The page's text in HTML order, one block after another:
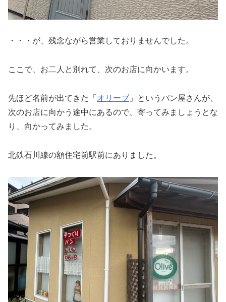
・・・が、残念ながら営業しておりませんでした。
ここで、お二人と別れて、次のお店に向かいます。
先ほど名前が出てきた「 オリーブ 」というパン屋さんが、
次のお店に向かう途中にあるので、寄ってみましょうとな
り、向かってみました。
北鉄石川線の額住宅前駅前にありました。